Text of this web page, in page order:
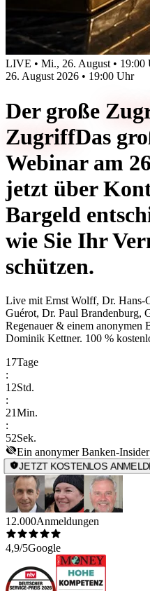
LIVE • Mi., 26. August • 19:00
26. August 2026 • 19:00 Uhr
Der große
ZugriffDas
Webinar am
jetzt über
Bargeld
wie Sie Ihr
schützen.
Live mit Ernst Wolff, Dr. Hans-
Guérot, Dr. Paul Brandenburg,
Regenauer & einem anonymen
Dominik Kettner. 100 %
17Tage
:
12Std.
:
21Min.
:
52Sek.
Ein anonymer Banken-
JETZT KOSTENLOS
12.000Anmeldungen
4,9/5Google